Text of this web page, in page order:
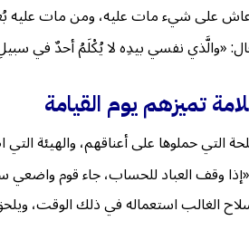
على شيء مات عليه، ومن مات عليه
«والَّذي نفسي بيدِه لا يُكْلَمُ أحدٌ في
تميزهم يوم القيامة
التي حملوها على أعناقهم، والهيئة
وقف العباد للحساب، جاء قوم واضعي
الغالب استعماله في ذلك الوقت،